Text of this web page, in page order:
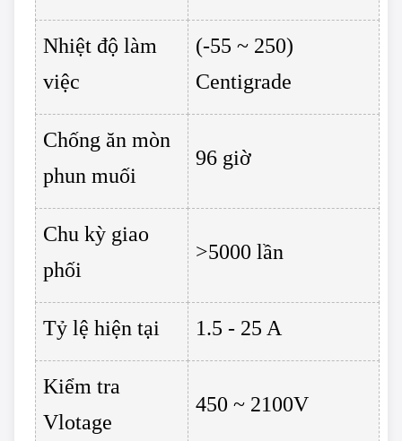
Nhiệt độ làm
việc
(-55 ~ 250)
Centigrade
Chống ăn mòn
phun muối
96 giờ
Chu kỳ giao
phối
>5000 lần
Tỷ lệ hiện tại 1.5 - 25 A
Kiểm tra
Vlotage
450 ~ 2100V